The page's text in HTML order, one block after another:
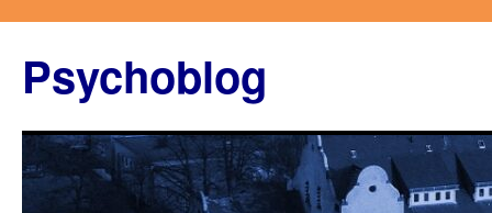
springen
Psychoblog